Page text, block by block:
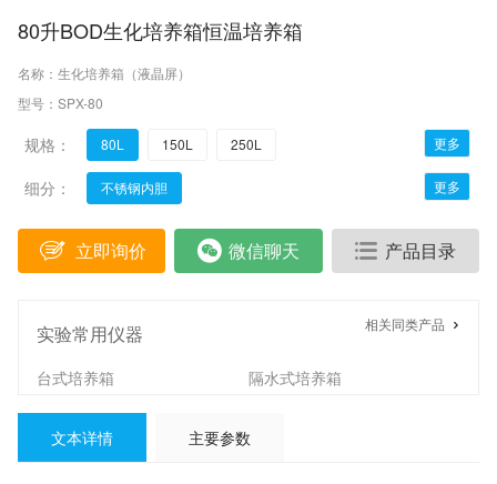
80升BOD生化培养箱恒温培养箱
名称：生化培养箱（液晶屏）
型号：SPX-80
规格： 80L 150L 250L 更多
细分： 不锈钢内胆 更多
立即询价 微信聊天 产品目录
相关同类产品
实验常用仪器
台式培养箱
隔水式培养箱
生化培养箱
精密恒温培养箱
门控培养箱
文本详情 主要参数